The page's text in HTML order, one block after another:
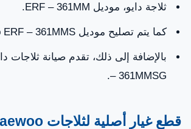
ثلاجة دايو، موديل ERF – 361MM.
كما يتم تصليح موديل Daewoo ERF – 361MMS.
– 361MMSG.